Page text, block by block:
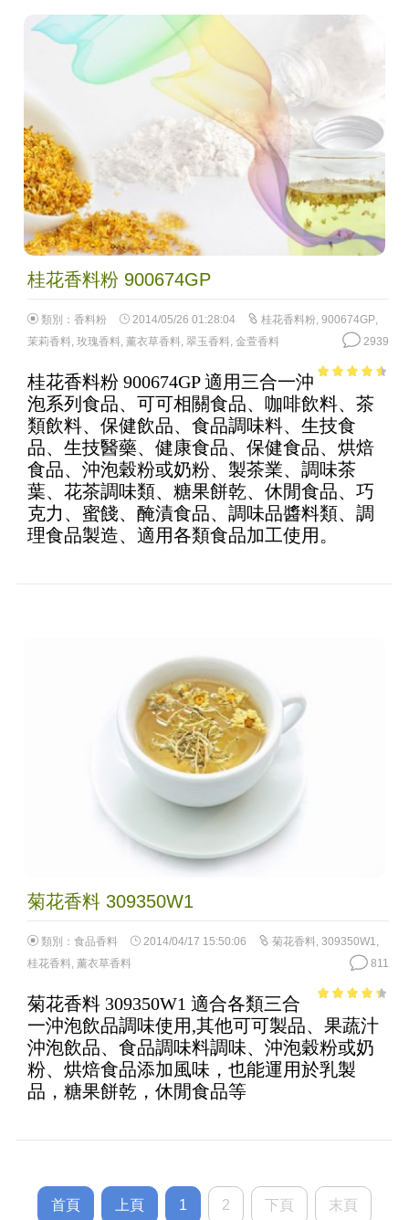
桂花香料粉 900674GP
類別： 香料粉 2014/05/26 01:28:04 桂花香料粉, 900674GP,
茉莉香料, 玫瑰香料, 薰衣草香料, 翠玉香料, 金萱香料 2939
of 5
桂花香料粉 900674GP 適用三合一沖
泡系列食品、可可相關食品、咖啡飲料、茶
類飲料、保健飲品、食品調味料、生技食
品、生技醫藥、健康食品、保健食品、烘焙
食品、沖泡穀粉或奶粉、製茶業、調味茶
葉、花茶調味類、糖果餅乾、休閒食品、巧
克力、蜜餞、醃漬食品、調味品醬料類、調
理食品製造、適用各類食品加工使用。
菊花香料 309350W1
類別： 食品香料 2014/04/17 15:50:06 菊花香料, 309350W1,
桂花香料, 薰衣草香料 811
of 5
菊花香料 309350W1 適合各類三合
一沖泡飲品調味使用,其他可可製品、果蔬汁
沖泡飲品、食品調味料調味、沖泡穀粉或奶
粉、烘焙食品添加風味，也能運用於乳製
品，糖果餅乾，休閒食品等
首頁 上頁 1 2 下頁 末頁